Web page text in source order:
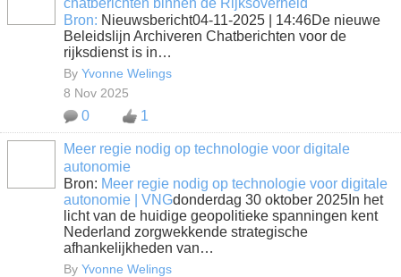
chatberichten binnen de Rijksoverheid
Bron: Nieuwsbericht04-11-2025 | 14:46De nieuwe
Beleidslijn Archiveren Chatberichten voor de
rijksdienst is in…
By Yvonne Welings
8 Nov 2025
0 1
Meer regie nodig op technologie voor digitale
autonomie
Bron: Meer regie nodig op technologie voor digitale
autonomie | VNGdonderdag 30 oktober 2025In het
licht van de huidige geopolitieke spanningen kent
Nederland zorgwekkende strategische
afhankelijkheden van…
By Yvonne Welings